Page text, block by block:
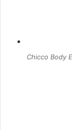
Chicco Body